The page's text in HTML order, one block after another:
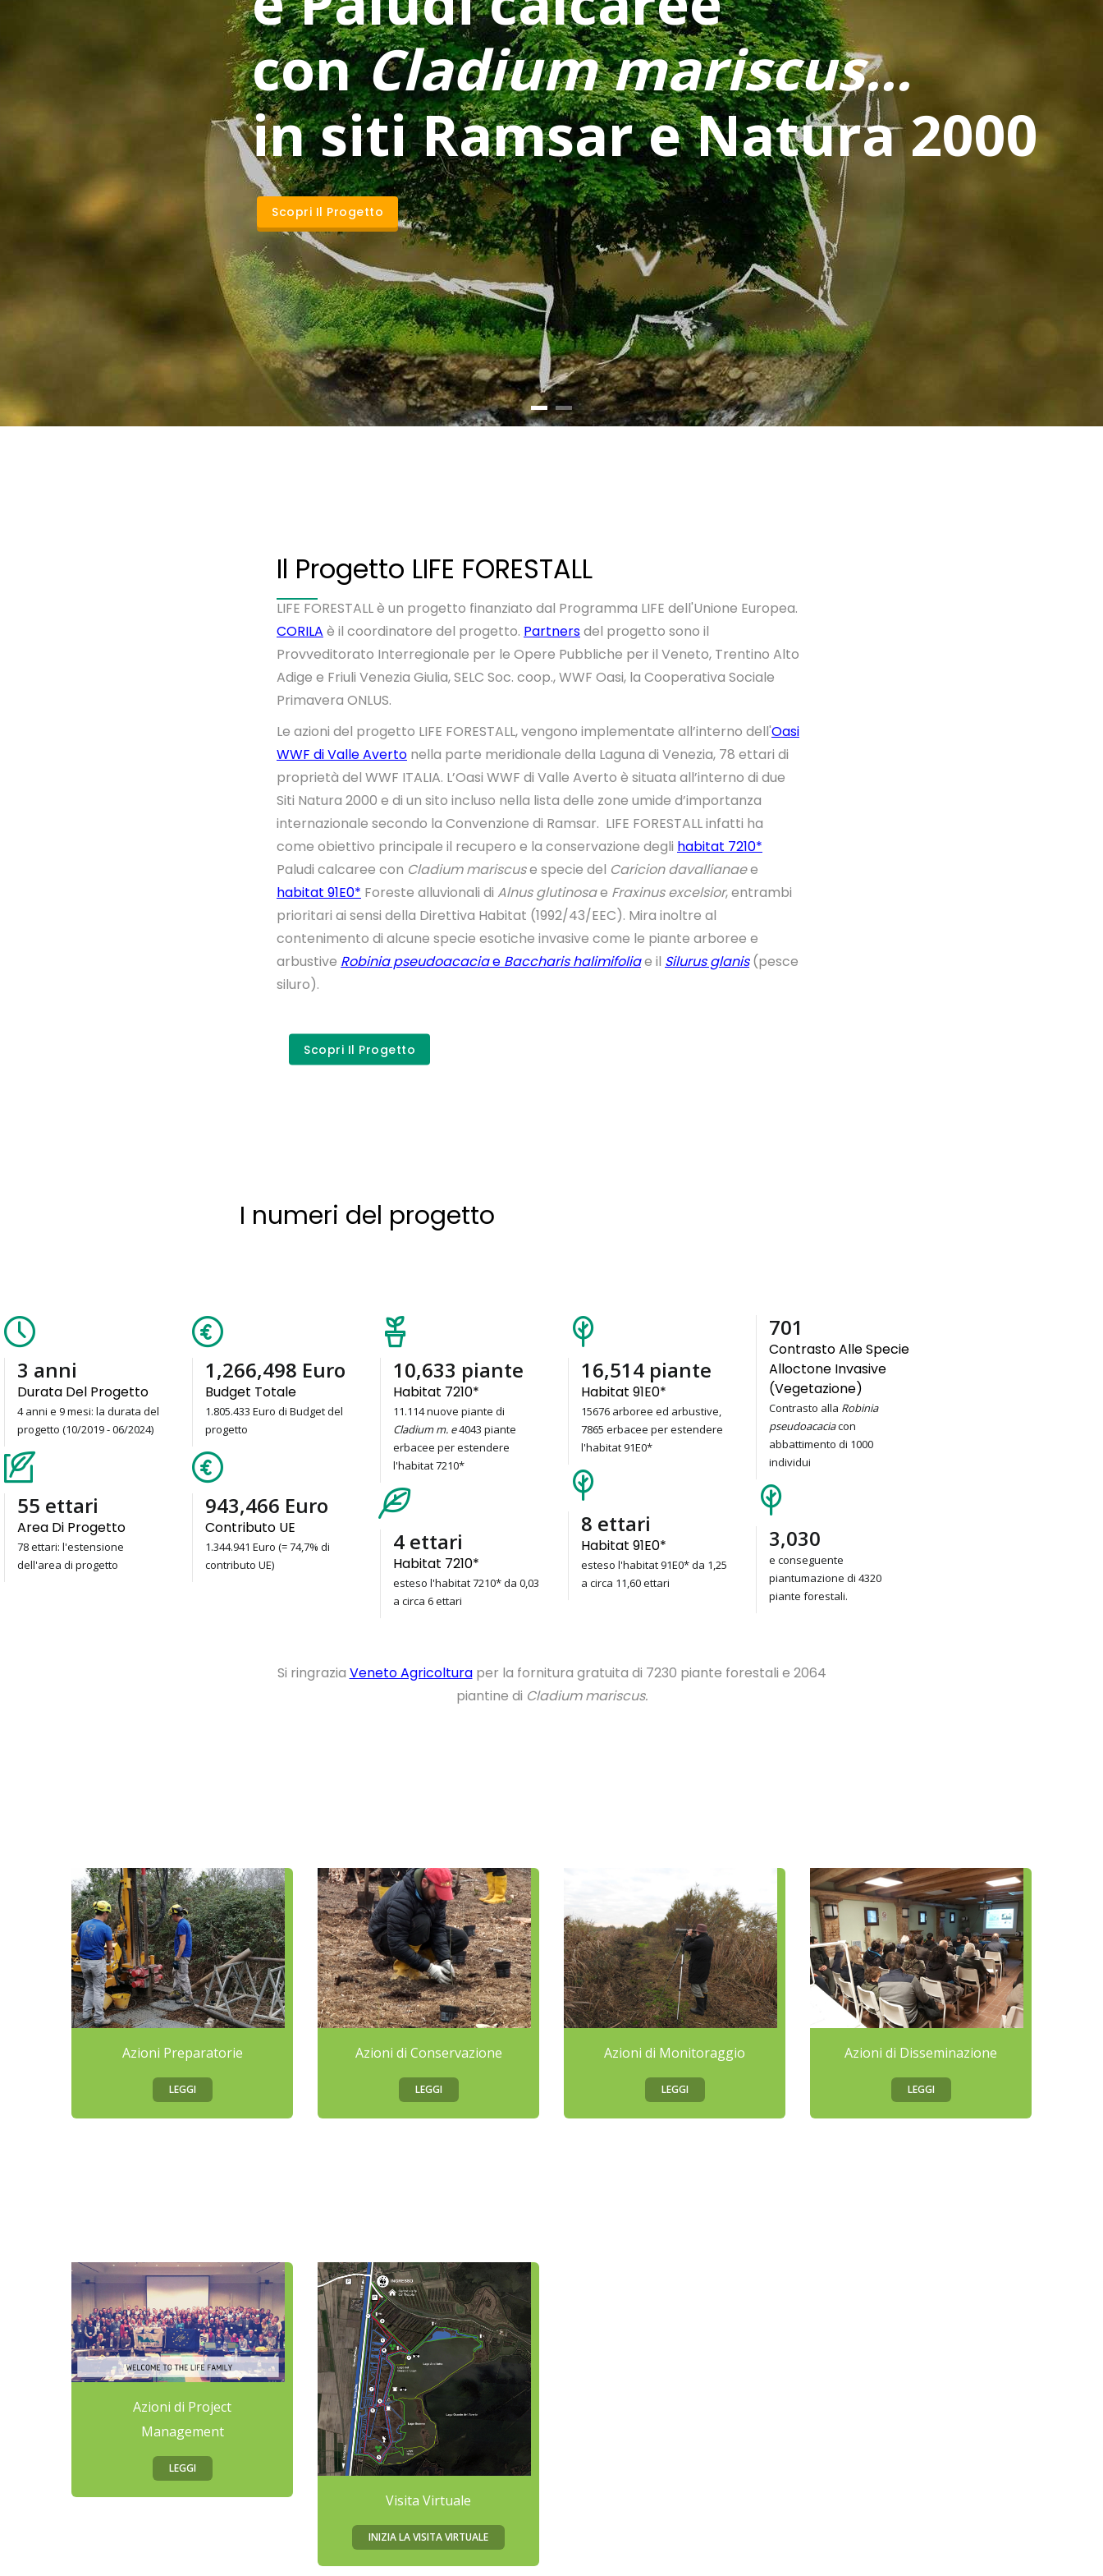
conCladium mariscus...
in siti Ramsar e Natura 2000
Scopri Il Progetto
Il Progetto LIFE FORESTALL
LIFE FORESTALL è un progetto finanziato dal Programma LIFE dell'Unione Europea.
CORILA è il coordinatore del progetto. Partnersdel progetto sono il
Provveditorato Interregionale per le Opere Pubbliche per il Veneto, Trentino Alto
Adige e Friuli Venezia Giulia, SELC Soc. coop., WWF Oasi, la Cooperativa Sociale
Primavera ONLUS.
Le azioni del progetto LIFE FORESTALL, vengono implementate all’interno dell'Oasi
WWF di Valle Averto nella parte meridionale della Laguna di Venezia, 78 ettari di
proprietà del WWF ITALIA. L’Oasi WWF di Valle Averto è situata all’interno di due
Siti Natura 2000 e di un sito incluso nella lista delle zone umide d’importanza
internazionale secondo la Convenzione di Ramsar. LIFE FORESTALL infatti ha
come obiettivo principale il recupero e la conservazione degli habitat 7210*
Paludi calcaree con Cladium mariscuse specie del Caricion davallianaee
habitat 91E0* Foreste alluvionali di Alnus glutinosae Fraxinus excelsior, entrambi
prioritari ai sensi della Direttiva Habitat (1992/43/EEC). Mira inoltre al
contenimento di alcune specie esotiche invasive come le piante arboree e
arbustive Robinia pseudoacaciae Baccharis halimifoliae il Silurus glanis(pesce
siluro).
Scopri Il Progetto
I numeri del progetto
4 anni
Durata Del Progetto
4 anni e 9 mesi: la durata del
progetto (10/2019 - 06/2024)
78 ettari
Area Di Progetto
78 ettari: l'estensione
dell'area di progetto
1,805,433 Euro
Budget Totale
1.805.433 Euro di Budget del
progetto
1,344,941Euro
Contributo UE
1.344.941 Euro (= 74,7% di
contributo UE)
15,157 piante
Habitat 7210*
11.114 nuove piante di
Cladium m. e4043 piante
erbacee per estendere
l'habitat 7210*
6 ettari
Habitat 7210*
esteso l'habitat 7210* da 0,03
a circa 6 ettari
23,541 piante
Habitat 91E0*
15676 arboree ed arbustive,
7865 erbacee per estendere
l'habitat 91E0*
11ettari
Habitat 91E0*
esteso l'habitat 91E0* da 1,25
a circa 11,60 ettari
1,000
Contrasto Alle Specie
Alloctone Invasive
(vegetazione)
Contrasto alla Robinia
pseudoacaciacon
abbattimento di 1000
individui
4,320
e conseguente
piantumazione di 4320
piante forestali.
Si ringrazia Veneto Agricolturaper la fornitura gratuita di 7230 piante forestali e 2064
piantine di Cladium mariscus.
Azioni Preparatorie
LEGGI
Azioni di Conservazione
LEGGI
Azioni di Monitoraggio
LEGGI
Azioni di Disseminazione
LEGGI
Azioni di Project
Management
LEGGI
Visita Virtuale
INIZIA LA VISITA VIRTUALE